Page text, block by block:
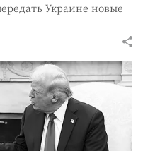
Украине новые